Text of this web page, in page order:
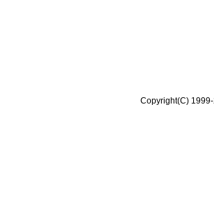
Copyright(C)